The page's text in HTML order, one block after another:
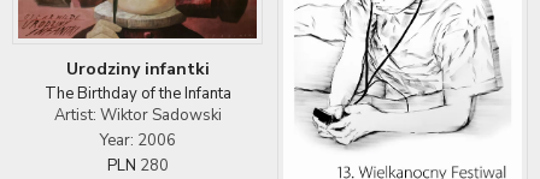
Urodziny infantki
The Birthday of the Infanta
Artist: Wiktor Sadowski
Year: 2006
PLN 280